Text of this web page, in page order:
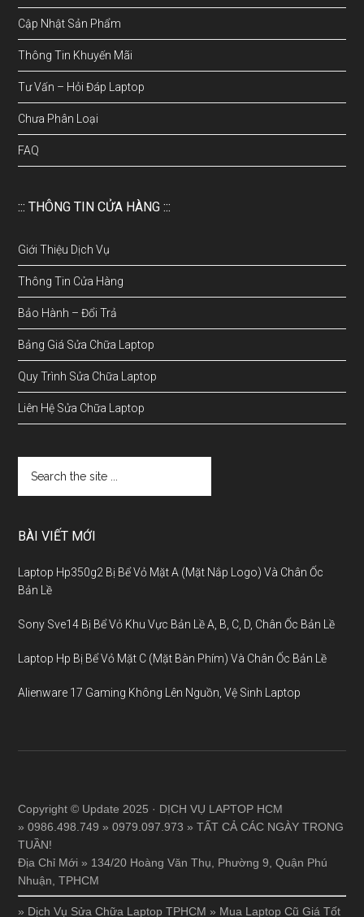
Cập Nhật Sản Phẩm
Thông Tin Khuyến Mãi
Tư Vấn – Hỏi Đáp Laptop
Chưa Phân Loại
FAQ
::: THÔNG TIN CỬA HÀNG :::
Giới Thiệu Dịch Vụ
Thông Tin Cửa Hàng
Bảo Hành – Đổi Trả
Bảng Giá Sửa Chữa Laptop
Quy Trình Sửa Chữa Laptop
Liên Hệ Sửa Chữa Laptop
BÀI VIẾT MỚI
Laptop Hp350g2 Bị Bể Vỏ Mặt A (Mặt Nắp Logo) Và Chân Ốc
Bản Lề
Sony Sve14 Bị Bể Vỏ Khu Vực Bản Lề A, B, C, D, Chân Ốc Bản Lề
Laptop Hp Bị Bể Vỏ Mặt C (Mặt Bàn Phím) Và Chân Ốc Bản Lề
Alienware 17 Gaming Không Lên Nguồn, Vệ Sinh Laptop
Copyright © Update 2025 · DỊCH VỤ LAPTOP HCM
» 0986.498.749 » 0979.097.973 » TẤT CẢ CÁC NGÀY TRONG
TUẦN!
Địa Chỉ Mới » 134/20 Hoàng Văn Thụ, Phường 9, Quận Phú
Nhuận, TPHCM
» Dịch Vụ Sửa Chữa Laptop TPHCM » Mua Laptop Cũ Giá Tốt